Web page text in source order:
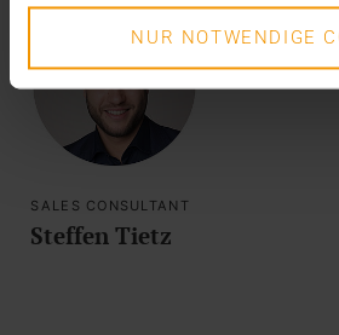
NUR NOTWENDIGE
SALES CONSULTANT
Steffen Tietz